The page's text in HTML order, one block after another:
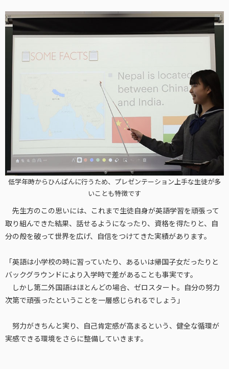
低学年時からひんぱんに行うため、プレゼンテーション上手な生徒が多
いことも特徴です
先生方のこの思いには、これまで生徒自身が英語学習を頑張って
取り組んできた結果、話せるようになったり、資格を得たりと、自
分の殻を破って世界を広げ、自信をつけてきた実績があります。
「英語は小学校の時に習っていたり、あるいは帰国子女だったりと
バックグラウンドにより入学時で差があることも事実です。
しかし第二外国語はほとんどの場合、ゼロスタート。自分の努力
次第で頑張ったということを一層感じられるでしょう」
努力がきちんと実り、自己肯定感が高まるという、健全な循環が
実感できる環境をさらに整備していきます。